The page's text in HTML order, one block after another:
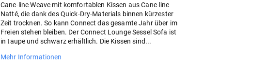
Cane-line Weave mit komfortablen Kissen aus Cane-line
Natté, die dank des Quick-Dry-Materials binnen kürzester
Zeit trocknen. So kann Connect das gesamte Jahr über im
Freien stehen bleiben. Der Connect Lounge Sessel Sofa ist
in taupe und schwarz erhältlich. Die Kissen sind...
Mehr Informationen